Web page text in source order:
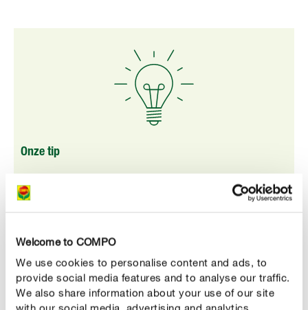
Welcome to COMPO
We use cookies to personalise content and ads, to
provide social media features and to analyse our traffic.
We also share information about your use of our site
Onze tip
zal het boompje scheef naar het licht groeien en de